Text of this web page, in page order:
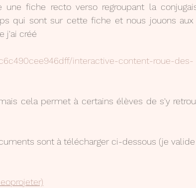
fiche recto verso regroupant la
qui sont sur cette fiche et nous jouons aux
j'ai créé
interactive-content-roue-des-
cela permet à certains élèves de s'y
sont à télécharger ci-dessous (je